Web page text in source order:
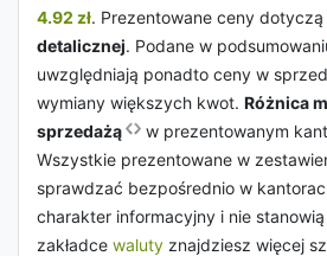
4.92 zł. Prezentowane ceny
detalicznej. Podane w
uwzględniają ponadto ceny w
wymiany większych kwot. Różnica
sprzedażą
w prezentowanym
Wszystkie prezentowane w
sprawdzać bezpośrednio w
charakter informacyjny i nie
zakładce waluty znajdziesz więcej